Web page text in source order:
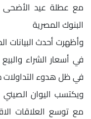
مع عطلة عيد الأضحى
البنوك المصرية
وأظهرت أحدث
في أسعار الشراء
في ظل هدوء التداولات
ويكتسب اليوان
مع توسع العلاقات